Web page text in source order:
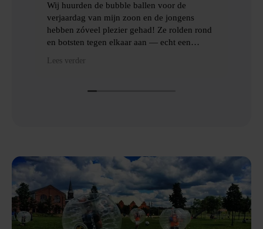
Wij huurden de bubble ballen voor de
verjaardag van mijn zoon en de jongens
hebben zóveel plezier gehad! Ze rolden rond
en botsten tegen elkaar aan — echt een
Lees verder